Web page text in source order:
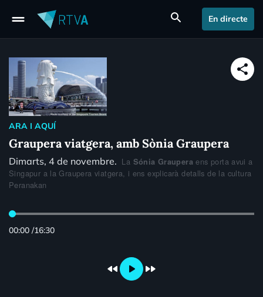
drag_handle search En directe
share
ARA I AQUÍ
Graupera viatgera, amb Sònia Graupera
Dimarts, 4 de novembre. La Sónia Graupera ens porta avui a
Singapur a la Graupera viatgera, i ens explicarà detalls de la cultura
Peranakan
00:00 /16:30
fast_rewind play_arrow fast_forward